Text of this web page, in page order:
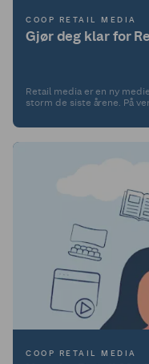
COOP RETAIL MEDIA
Gjør deg klar for
Retail media er en ny
storm de siste årene. På
årlig mediespend i modne
COOP RETAIL MEDIA